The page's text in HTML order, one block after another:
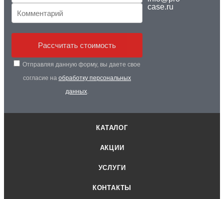
Рассчитать стоимость
Отправляя данную форму, вы даете свое
согласие на обработку персональных
данных.
case.ru
КАТАЛОГ
АКЦИИ
УСЛУГИ
КОНТАКТЫ